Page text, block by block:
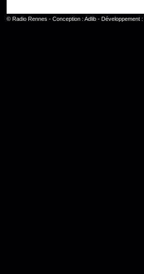
© Radio Rennes - Conception : Adlib- Développement :